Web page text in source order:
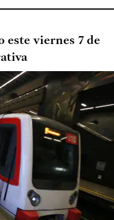
viernes 7 de